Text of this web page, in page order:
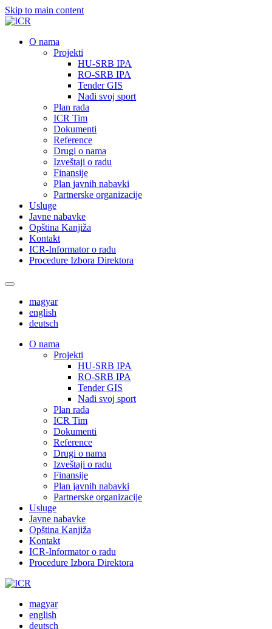
Skip to main content
О nama
Projekti
HU-SRB IPA
RO-SRB IPA
Tender GIS
Nađi svoj sport
Plan rada
ICR Tim
Dokumenti
Reference
Drugi o nama
Izveštaji o radu
Finansije
Plan javnih nabavki
Partnerske organizacije
Usluge
Javne nabavke
Opština Kanjiža
Kontakt
ICR-Informator o radu
Procedure Izbora Direktora
magyar
english
deutsch
О nama
Projekti
HU-SRB IPA
RO-SRB IPA
Tender GIS
Nađi svoj sport
Plan rada
ICR Tim
Dokumenti
Reference
Drugi o nama
Izveštaji o radu
Finansije
Plan javnih nabavki
Partnerske organizacije
Usluge
Javne nabavke
Opština Kanjiža
Kontakt
ICR-Informator o radu
Procedure Izbora Direktora
magyar
english
deutsch